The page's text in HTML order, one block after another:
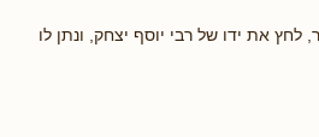
לחץ את ידו של רבי יוסף יצחק, ונתן לו